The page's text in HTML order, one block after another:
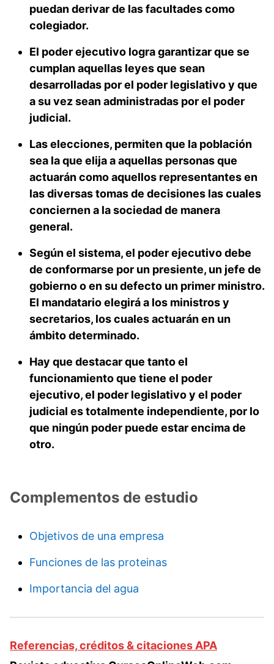
puedan derivar de las facultades como
colegiador.
El poder ejecutivo logra garantizar que se
cumplan aquellas leyes que sean
desarrolladas por el poder legislativo y que
a su vez sean administradas por el poder
judicial.
Las elecciones, permiten que la población
sea la que elija a aquellas personas que
actuarán como aquellos representantes en
las diversas tomas de decisiones las cuales
conciernen a la sociedad de manera
general.
Según el sistema, el poder ejecutivo debe
de conformarse por un presiente, un jefe de
gobierno o en su defecto un primer ministro.
El mandatario elegirá a los ministros y
secretarios, los cuales actuarán en un
ámbito determinado.
Hay que destacar que tanto el
funcionamiento que tiene el poder
ejecutivo, el poder legislativo y el poder
judicial es totalmente independiente, por lo
que ningún poder puede estar encima de
otro.
Complementos de estudio
Objetivos de una empresa
Funciones de las proteinas
Importancia del agua
Referencias, créditos & citaciones APA